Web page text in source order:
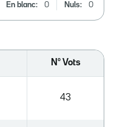
En blanc: 0 Nuls: 0
Nº Vots
43